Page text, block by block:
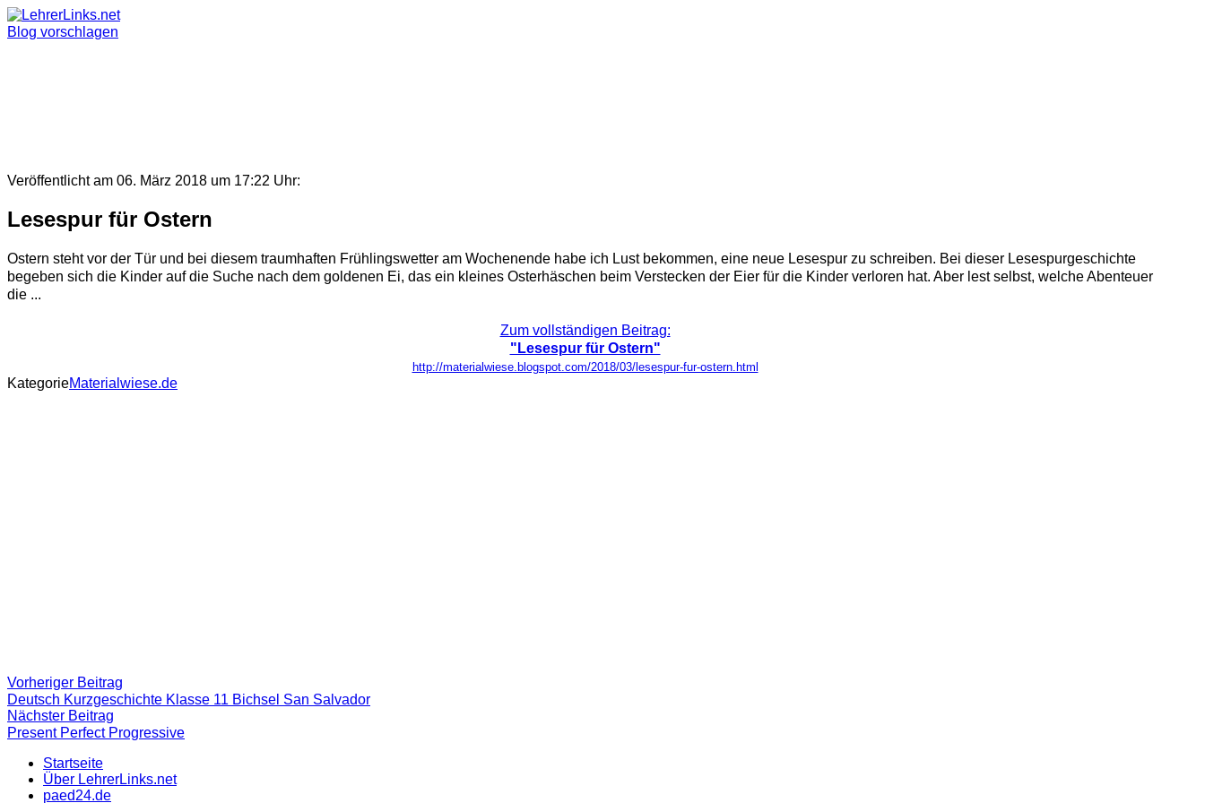
Skip
to
Blog vorschlagen
Veröffentlicht am 06. März 2018 um 17:22 Uhr:
Lesespur für Ostern
Ostern steht vor der Tür und bei diesem traumhaften Frühlingswetter am Wochenende habe ich Lust bekommen, eine neue Lesespur zu schreiben. Bei dieser Lesespurgeschichte
begeben sich die Kinder auf die Suche nach dem goldenen Ei, das ein kleines Osterhäschen beim Verstecken der Eier für die Kinder verloren hat. Aber lest selbst, welche Abenteuer
die ...
Zum vollständigen Beitrag:
"Lesespur für Ostern"
http://materialwiese.blogspot.com/2018/03/lesespur-fur-ostern.html
KategorieMaterialwiese.de
Beitragsnavigation
Vorheriger Beitrag
Beitrag:
Deutsch Kurzgeschichte Klasse 11 Bichsel San Salvador
Nächster Beitrag
Beitrag
Present Perfect Progressive
Startseite
Über LehrerLinks.net
paed24.de